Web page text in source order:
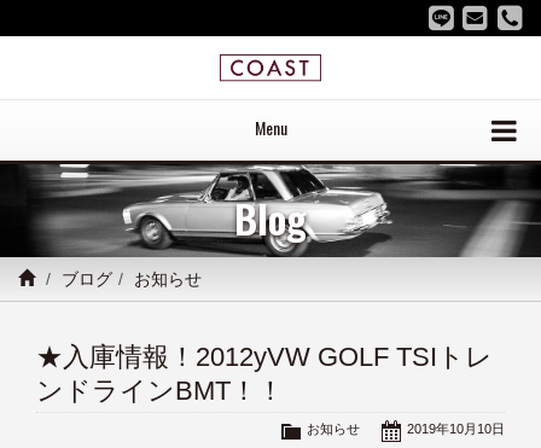
Menu
Blog
ブログ お知らせ
★入庫情報！2012yVW GOLF TSIトレ
ンドラインBMT！！
2019年10月10日
お知らせ